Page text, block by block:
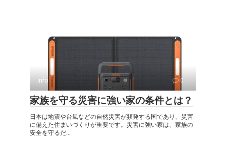
Info 0
家族を守る災害に強い家の条件とは？
日本は地震や台風などの自然災害が頻発する国であり、災害
に備えた住まいづくりが重要です。災害に強い家は、家族の
安全を守るだ...